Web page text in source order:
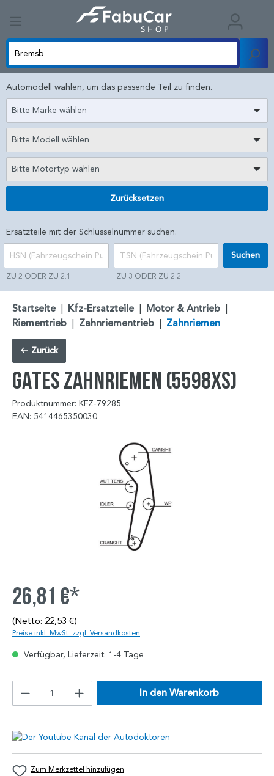
Automodell wählen, um das passende Teil zu finden.
Bitte Marke wählen
Bitte Modell wählen
Bitte Motortyp wählen
Zurücksetzen
Ersatzteile mit der Schlüsselnummer suchen.
ZU 2 ODER ZU 2.1 ZU 3 ODER ZU 2.2
Suchen
Startseite | Kfz-Ersatzteile | Motor & Antrieb |
Riementrieb | Zahnriementrieb | Zahnriemen
Zurück
GATES Zahnriemen (5598XS)
Produktnummer: KFZ-79285
EAN: 5414465350030
26,81 €*
(Netto: 22,53 €)
Preise inkl. MwSt. zzgl. Versandkosten
Verfügbar, Lieferzeit: 1-4 Tage
In den Warenkorb
Zum Merkzettel hinzufügen